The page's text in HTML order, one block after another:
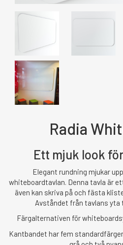
Radia
Ett mjuk look
Elegant rundning mjukar
whiteboardtavlan. Denna tavla är
även kan skriva på och fästa
Avståndet från tavlans yta
Färgalternativen för
Kantbandet har fem